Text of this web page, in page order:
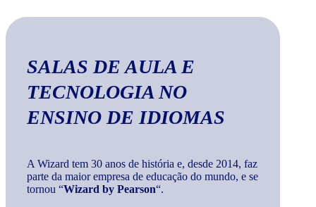
SALAS DE AULA E
TECNOLOGIANO
ENSINO DE IDIOMAS
A Wizard tem 30 anos de história e, desde 2014, faz
parte da maior empresa de educação do mundo, e se
tornou “Wizard by Pearson“.